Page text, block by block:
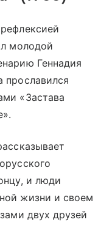
молодой
Геннадия
прославился
«Застава
и люди
жизни и своем
двух друзей